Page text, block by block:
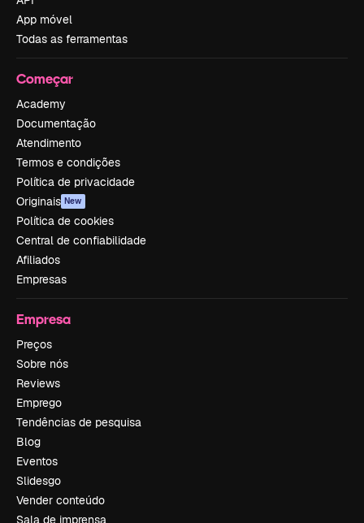
App móvel
Todas as ferramentas
Começar
Academy
Documentação
Atendimento
Termos e condições
Política de privacidade
Originais New
Política de cookies
Central de confiabilidade
Afiliados
Empresas
Empresa
Preços
Sobre nós
Reviews
Emprego
Tendências de pesquisa
Blog
Eventos
Slidesgo
Vender conteúdo
Sala de imprensa